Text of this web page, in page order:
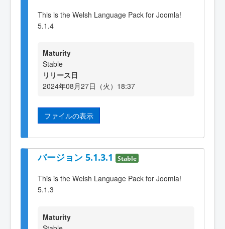
This is the Welsh Language Pack for Joomla!
5.1.4
Maturity
Stable
リリース日
2024年08月27日（火）18:37
ファイルの表示
バージョン 5.1.3.1 Stable
This is the Welsh Language Pack for Joomla!
5.1.3
Maturity